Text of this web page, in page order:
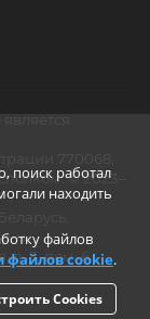
поиск работал
находить
файлов
файлов cookie.
Cookies
является
770068,
© 2023–
н,
д. 3, пом. 6